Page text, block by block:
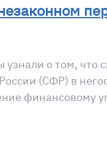
узнали о том, что
(СФР) в
финансовому